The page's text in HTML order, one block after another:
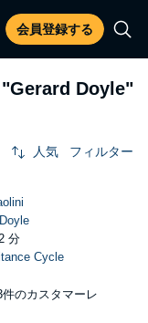
会員登録する
"Gerard Doyle"
人気 フィルター
分
Cycle
件のカスタマーレ